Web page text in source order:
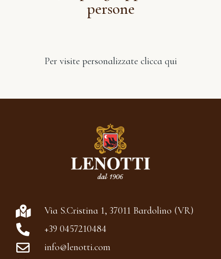
persone
Per visite personalizzate clicca qui
Via S.Cristina 1, 37011 Bardolino (VR)
+39 0457210484
info@lenotti.com